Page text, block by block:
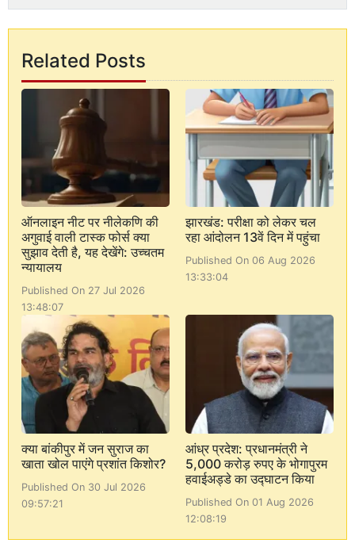
Related Posts
ऑनलाइन नीट पर नीलेकणि की
अगुवाई वाली टास्क फोर्स क्या
सुझाव देती है, यह देखेंगे: उच्चतम
न्यायालय
Published On 27 Jul 2026
13:48:07
झारखंड: परीक्षा को लेकर चल
रहा आंदोलन 13वें दिन में पहुंचा
Published On 06 Aug 2026
13:33:04
क्या बांकीपुर में जन सुराज का
खाता खोल पाएंगे प्रशांत किशोर?
Published On 30 Jul 2026
09:57:21
आंध्र प्रदेश: प्रधानमंत्री ने
5,000 करोड़ रुपए के भोगापुरम
हवाईअड्डे का उद्घाटन किया
Published On 01 Aug 2026
12:08:19